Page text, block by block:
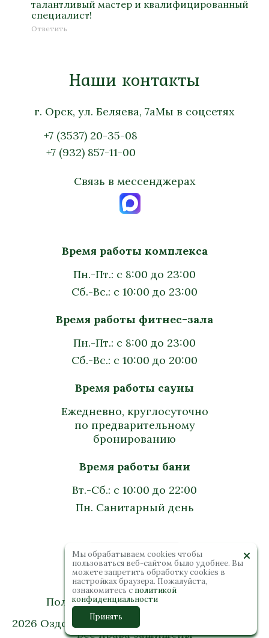
талантливый мастер и квалифицированный
специалист!
Ответить
Наши контакты
г. Орск, ул. Беляева, 7а
+7 (3537) 20-35-08
+7 (932) 857-11-00
Мы в соцсетях
Связь в мессенджерах
Время работы комплекса
Пн.-Пт.: с 8:00 до 23:00
Сб.-Вс.: с 10:00 до 23:00
Время работы фитнес-зала
Пн.-Пт.: с 8:00 до 23:00
Сб.-Вс.: с 10:00 до 20:00
Время работы сауны
Ежедневно, круглосуточно
по предварительному
бронированию
Время работы бани
Вт.-Сб.: с 10:00 до 22:00
Пн. Санитарный день
Политика конфиденциальности
2026 Оздоровительный комплекс “Колибри”.
Все права защищены
Мы обрабатываем cookies чтобы
пользоваться веб-сайтом было удобнее. Вы
можете запретить обработку сookies в
настройках браузера. Пожалуйста,
ознакомитесь с политикой
конфиденциальности
Принять